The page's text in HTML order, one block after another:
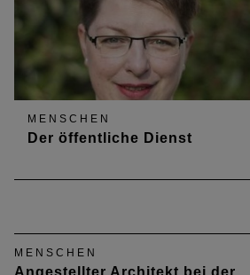
MENSCHEN
Der öffentliche Dienst
MENSCHEN
Angestellter Architekt bei der